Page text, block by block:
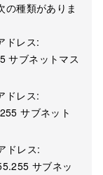
の種類がありま
ドレス:
サブネットマス
ドレス:
サブネット
ドレス:
サブネッ